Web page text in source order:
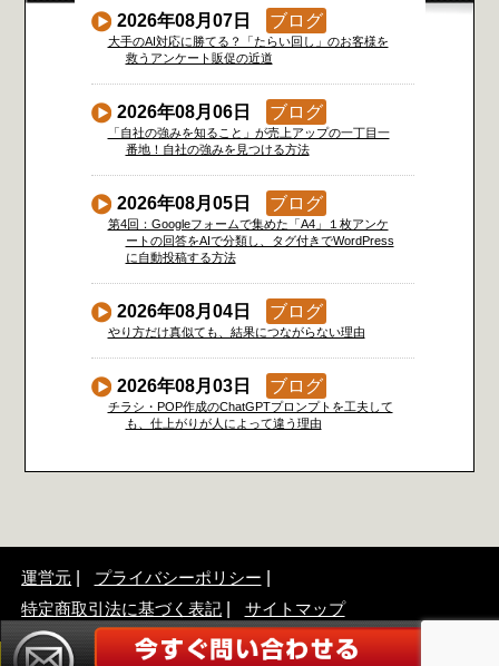
2026年08月07日 ブログ
大手のAI対応に勝てる？「たらい回し」のお客様を
救うアンケート販促の近道
2026年08月06日 ブログ
「自社の強みを知ること」が売上アップの一丁目一
番地！自社の強みを見つける方法
2026年08月05日 ブログ
第4回：Googleフォームで集めた「A4」１枚アンケ
ートの回答をAIで分類し、タグ付きでWordPress
に自動投稿する方法
2026年08月04日 ブログ
やり方だけ真似ても、結果につながらない理由
2026年08月03日 ブログ
チラシ・POP作成のChatGPTプロンプトを工夫して
も、仕上がりが人によって違う理由
運営元
プライバシーポリシー
特定商取引法に基づく表記
サイトマップ
©2017 「A4」1枚販促アンケート広告作成アドバイザー協会